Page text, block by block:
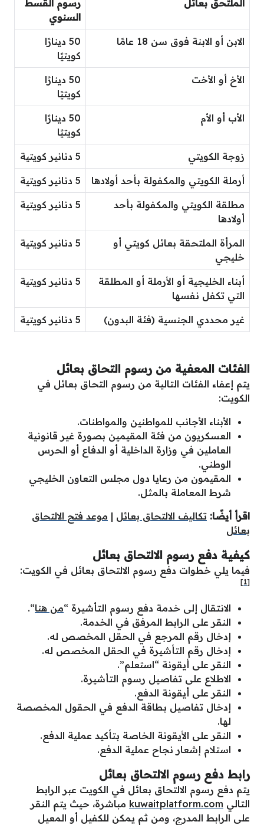
الملتحق بعائل
رسوم القسط
السنوي
الابن أو الابنة فوق سن 18 عامًا
50 دينارًا
كويتيًا
الأخ أو الأخت
50 دينارًا
كويتيًا
الأب أو الأم
50 دينارًا
كويتيًا
زوجة الكويتي 5 دنانير كويتية
أرملة الكويتي والمكفولة بأحد أولادها 5 دنانير كويتية
مطلقة الكويتي والمكفولة بأحد
أولادها
5 دنانير كويتية
المرأة الملتحقة بعائل كويتي أو
خليجي
5 دنانير كويتية
أبناء الخليجية أو الأرملة أو المطلقة
التي تكفل نفسها
5 دنانير كويتية
غير محددي الجنسية (فئة البدون) 5 دنانير كويتية
الفئات المعفية من رسوم التحاق بعائل
يتم إعفاء الفئات التالية من رسوم التحاق بعائل في
الكويت:
الأبناء الأجانب للمواطنين والمواطنات.
العسكريون من فئة المقيمين بصورة غير قانونية
العاملين في وزارة الداخلية أو الدفاع أو الحرس
الوطني.
المقيمون من رعايا دول مجلس التعاون الخليجي
شرط المعاملة بالمثل.
اقرأ أيضًا: تكاليف الالتحاق بعائل | موعد فتح الالتحاق
بعائل
كيفية دفع رسوم الالتحاق بعائل
فيما يلي خطوات دفع رسوم الالتحاق بعائل في الكويت:
[1]
الانتقال إلى خدمة دفع رسوم التأشيرة “من هنا“.
النقر على الرابط المرفق في الخدمة.
إدخال رقم المرجع في الحقل المخصص له.
إدخال رقم التأشيرة في الحقل المخصص له.
النقر على أيقونة “استعلم”.
الاطلاع على تفاصيل رسوم التأشيرة.
النقر على أيقونة الدفع.
إدخال تفاصيل بطاقة الدفع في الحقول المخصصة
لها.
النقر على الأيقونة الخاصة بتأكيد عملية الدفع.
استلام إشعار نجاح عملية الدفع.
رابط دفع رسوم الالتحاق بعائل
يتم دفع رسوم الالتحاق بعائل في الكويت عبر الرابط
التالي kuwaitplatform.com مباشرة، حيث يتم النقر
على الرابط المدرج، ومن ثم يمكن للكفيل أو المعيل